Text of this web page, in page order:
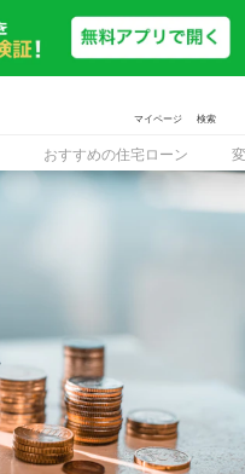
マイページ 検索
おすすめの住宅ローン